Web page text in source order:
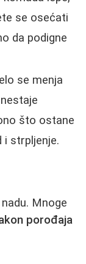
se osećati
da podigne
se menja
što ostane
strpljenje.
Mnoge
porođaja